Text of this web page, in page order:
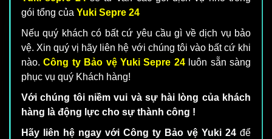
gói tổng của Yuki Sepre 24
Nếu quý khách có bất cứ yêu cầu gì về dịch vụ bảo
vệ. Xin quý vị hãy liên hệ với chúng tôi vào bất cứ khi
nào.Công ty Bảo vệYuki Sepre 24 luôn sẵn sàng
phục vụ quý Khách hàng!
Với chúng tôi niềm vui và sự hài lòng của khách
hàng là động lực cho sự thành công !
Hãy liên hệ ngay với Công ty Bảo vệ Yuki 24 để